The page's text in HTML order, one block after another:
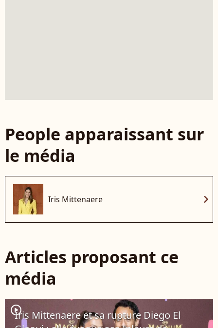
People apparaissant sur
le média
Iris Mittenaere chevron_right
Articles proposant ce
média
player2
Iris Mittenaere et sa rupture Diego El